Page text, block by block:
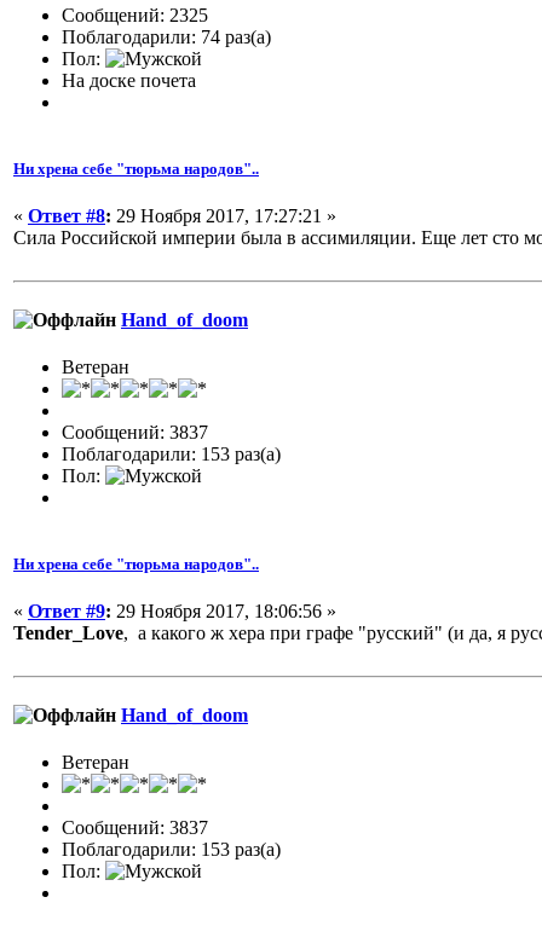
Сообщений: 2325
Поблагодарили: 74 раз(а)
Пол:
На доске почета
Ни хрена себе "тюрьма народов"..
« Ответ #8: 29 Ноября 2017, 17:27:21 »
Сила Российской империи была в ассимиляции. Еще лет сто
Hand_of_doom
Ветеран
Сообщений: 3837
Поблагодарили: 153 раз(а)
Пол:
Ни хрена себе "тюрьма народов"..
« Ответ #9: 29 Ноября 2017, 18:06:56 »
Tender_Love, а какого ж хера при графе "русский" (и да, я
Hand_of_doom
Ветеран
Сообщений: 3837
Поблагодарили: 153 раз(а)
Пол: